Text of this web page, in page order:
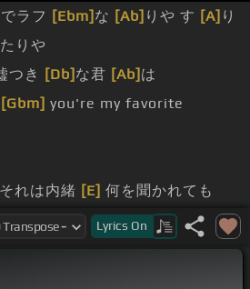
ラフ [Ebm] な [Ab] りや す [A] り
りや
つき [Db] な君 [Ab] は
[Gbm] you're my favorite
れは内緒 [E] 何を聞かれても
ンサンと 味噌[E]
Lyrics On